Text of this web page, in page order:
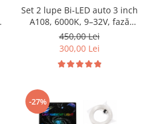
Set 2 lupe Bi-LED auto 3 inch
A108, 6000K, 9–32V, fază
scurtă și fază lungă
450,00 Lei
300,00 Lei
-27%